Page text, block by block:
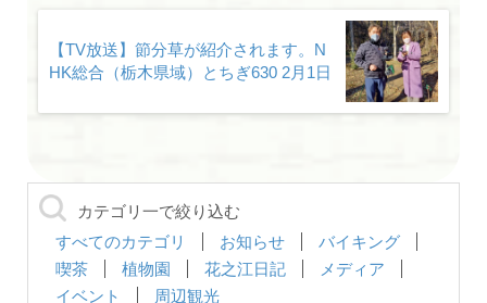
【TV放送】節分草が紹介されます。N
HK総合（栃木県域）とちぎ630 2月1日
カテゴリ一で絞り込む
すべてのカテゴリ
お知らせ
バイキング
喫茶
植物園 花之江日記
メディア
イベント
周辺観光